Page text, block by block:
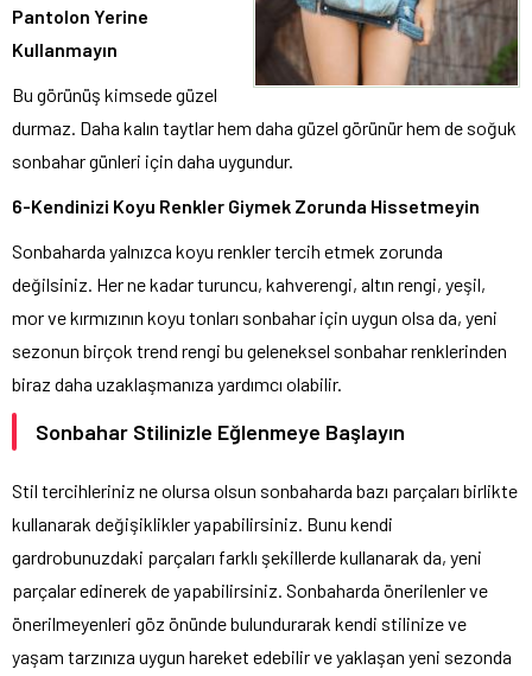
Pantolon Yerine
Kullanmayın
Bu görünüş kimsede güzel
durmaz. Daha kalın taytlar hem daha güzel görünür hem de soğuk
sonbahar günleri için daha uygundur.
6-Kendinizi Koyu Renkler Giymek Zorunda Hissetmeyin
Sonbaharda yalnızca koyu renkler tercih etmek zorunda
değilsiniz. Her ne kadar turuncu, kahverengi, altın rengi, yeşil,
mor ve kırmızının koyu tonları sonbahar için uygun olsa da, yeni
sezonun birçok trend rengi bu geleneksel sonbahar renklerinden
biraz daha uzaklaşmanıza yardımcı olabilir.
Sonbahar Stilinizle Eğlenmeye Başlayın
Stil tercihleriniz ne olursa olsun sonbaharda bazı parçaları birlikte
kullanarak değişiklikler yapabilirsiniz. Bunu kendi
gardrobunuzdaki parçaları farklı şekillerde kullanarak da, yeni
parçalar edinerek de yapabilirsiniz. Sonbaharda önerilenler ve
önerilmeyenleri göz önünde bulundurarak kendi stilinize ve
yaşam tarzınıza uygun hareket edebilir ve yaklaşan yeni sezonda